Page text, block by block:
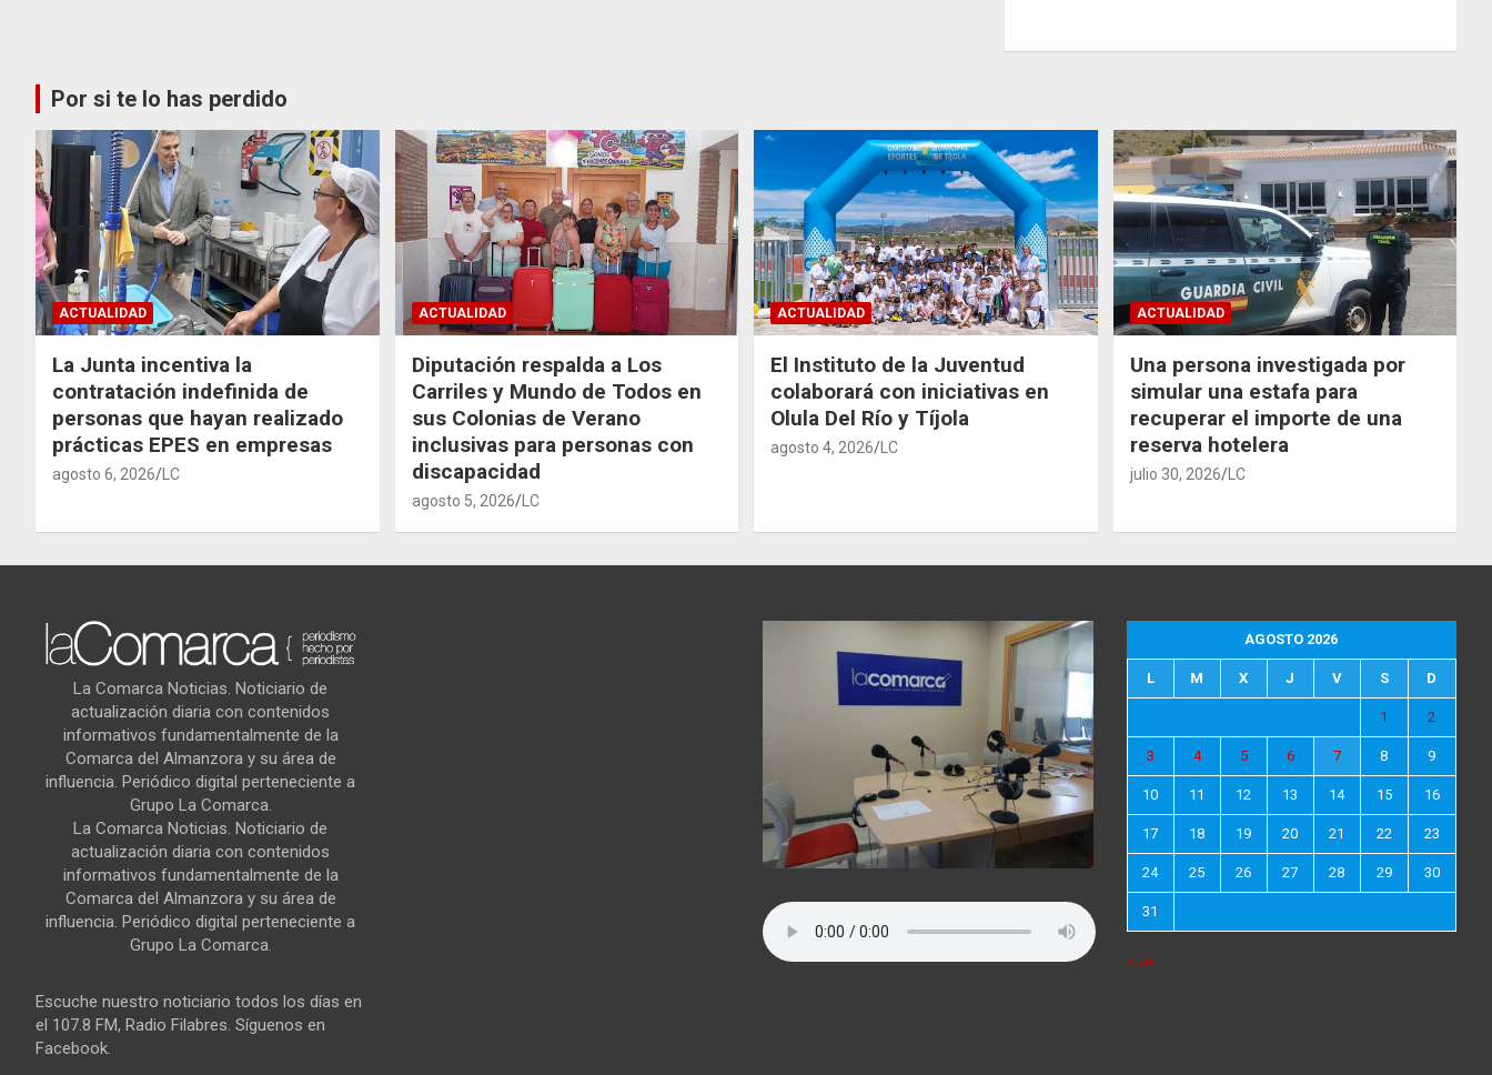
Por si te lo has perdido
ACTUALIDAD
La Junta incentiva la
contratación indefinida de
personas que hayan realizado
prácticas EPES en empresas
agosto 6, 2026 LC
ACTUALIDAD
Diputación respalda a Los
Carriles y Mundo de Todos en
sus Colonias de Verano
inclusivas para personas con
discapacidad
agosto 5, 2026 LC
ACTUALIDAD
El Instituto de la Juventud
colaborará con iniciativas en
Olula Del Río y Tíjola
agosto 4, 2026 LC
ACTUALIDAD
Una persona investigada por
simular una estafa para
recuperar el importe de una
reserva hotelera
julio 30, 2026 LC
La Comarca Noticias. Noticiario de
actualización diaria con contenidos
informativos fundamentalmente de la
Comarca del Almanzora y su área de
influencia. Periódico digital perteneciente a
Grupo La Comarca.
La Comarca Noticias. Noticiario de
actualización diaria con contenidos
informativos fundamentalmente de la
Comarca del Almanzora y su área de
influencia. Periódico digital perteneciente a
Grupo La Comarca.
Escuche nuestro noticiario todos los días en
el 107.8 FM, Radio Filabres. Síguenos en
Facebook.
AGOSTO 2026
L M X J V S D
1 2
3 4 5 6 7 8 9
10 11 12 13 14 15 16
17 18 19 20 21 22 23
24 25 26 27 28 29 30
31
« Jul